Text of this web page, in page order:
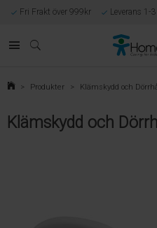
Fri Frakt över 999kr Leverans 1-
Egen
> Produkter > Klämskydd och
Klämskydd och